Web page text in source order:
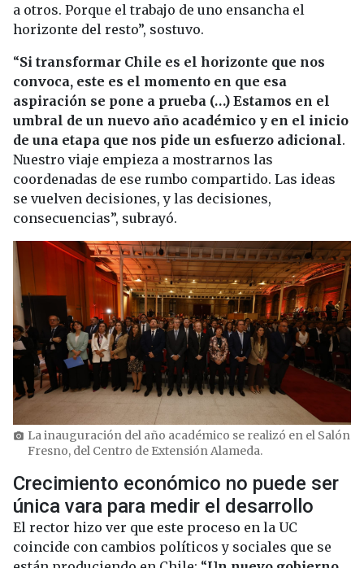
a otros. Porque el trabajo de uno ensancha el
horizonte del resto”, sostuvo.
“Si transformar Chile es el horizonte que nos
convoca, este es el momento en que esa
aspiración se pone a prueba (…) Estamos en el
umbral de un nuevo año académico y en el inicio
de una etapa que nos pide un esfuerzo adicional.
Nuestro viaje empieza a mostrarnos las
coordenadas de ese rumbo compartido. Las ideas
se vuelven decisiones, y las decisiones,
consecuencias”, subrayó.
photo_camera La inauguración del año académico se realizó en el Salón
Fresno, del Centro de Extensión Alameda.
Crecimiento económico no puede ser
única vara para medir el desarrollo
El rector hizo ver que este proceso en la UC
coincide con cambios políticos y sociales que se